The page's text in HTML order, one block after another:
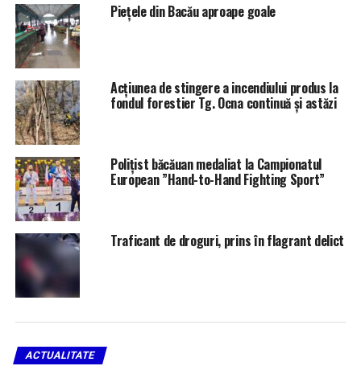
RELATED TOPICS:
STIRI DIN BACĂU
UP NEXT
De 8 Martie
DON'T MISS
Persoane cercetate pentru evaziune fiscală
Piețele din Bacău aproape goale
Acțiunea de stingere a incendiului produs la
fondul forestier Tg. Ocna continuă și astăzi
Polițist băcăuan medaliat la Campionatul
European ”Hand-to-Hand Fighting Sport”
Traficant de droguri, prins în flagrant delict
ACTUALITATE